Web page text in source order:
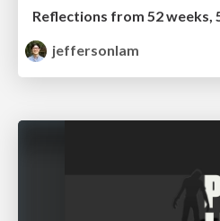
Reflections from 52 weeks,
jeffersonlam